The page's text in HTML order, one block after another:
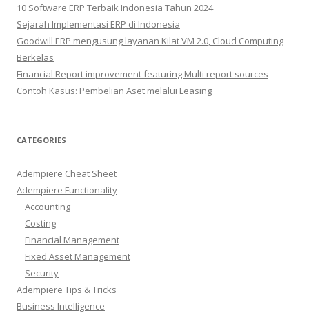
10 Software ERP Terbaik Indonesia Tahun 2024
Sejarah Implementasi ERP di Indonesia
Goodwill ERP mengusung layanan Kilat VM 2.0, Cloud Computing
Berkelas
Financial Report improvement featuring Multi report sources
Contoh Kasus: Pembelian Aset melalui Leasing
CATEGORIES
Adempiere Cheat Sheet
Adempiere Functionality
Accounting
Costing
Financial Management
Fixed Asset Management
Security
Adempiere Tips & Tricks
Business Intelligence